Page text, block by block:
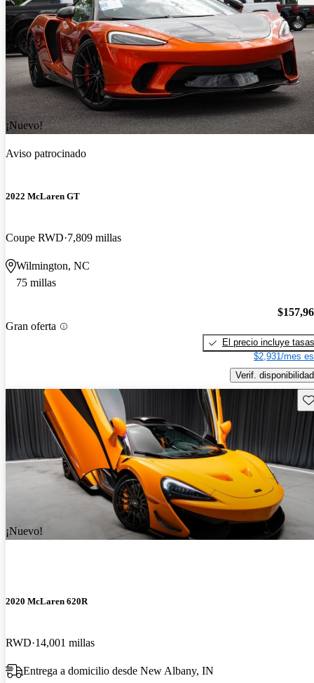
¡Nuevo!
Aviso patrocinado
2022 McLaren GT
Coupe RWD 7,809 millas
Wilmington, NC
75 millas
Gran oferta
El precio incluye tasas
$2,931/mes
Verif. disponibilidad
¡Nuevo!
2020 McLaren 620R
RWD 14,001 millas
Entrega a domicilio desde New Albany, IN